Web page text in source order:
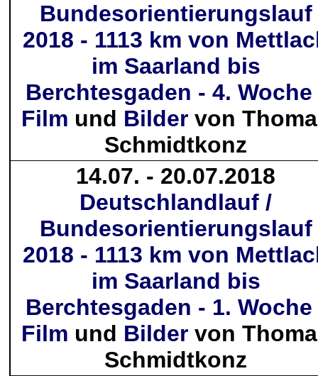
Bundesorientierungslauf
2018 - 1113 km von
im Saarland bis
Berchtesgaden - 4. Woche
Film und Bilder von
Schmidtkonz
14.07. - 20.07.2018
Deutschlandlauf /
Bundesorientierungslauf
2018 - 1113 km von
im Saarland bis
Berchtesgaden - 1. Woche
Film und Bilder von
Schmidtkonz